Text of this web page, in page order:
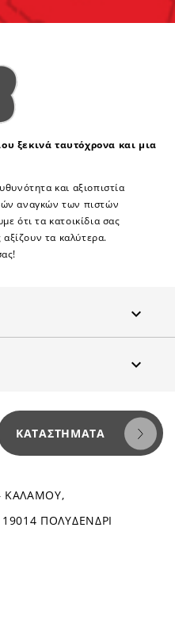
ξεκινά ταυτόχρονα και μια
και αξιοπιστία
αναγκών των πιστών
ότι τα κατοικίδια σας
αξίζουν τα καλύτερα.


ΚΑΤΑΣΤΉΜΑΤΑ
ΚΑΛΑΜΟΥ,
ΠΟΛΥΔΕΝΔΡΙ